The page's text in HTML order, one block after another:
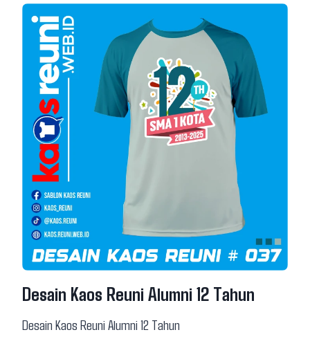
Desain Kaos Reuni Alumni 12 Tahun
Desain Kaos Reuni Alumni 12 Tahun